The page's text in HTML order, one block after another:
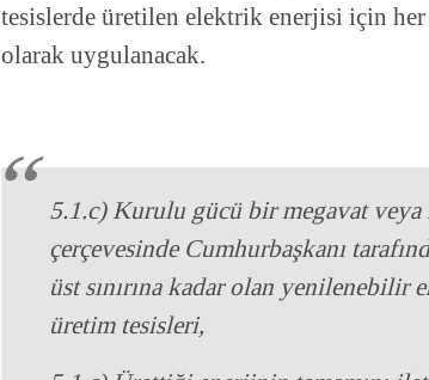
tesislerde üretilen elektrik enerjisi için
olarak uygulanacak.
5.1.c) Kurulu gücü bir megavat
çerçevesinde Cumhurbaşkanı
üst sınırına kadar olan yenilenebilir
üretim tesisleri,